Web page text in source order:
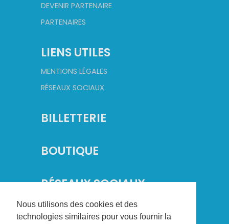
Nous utilisons des cookies et des
technologies similaires pour vous fournir la
DEVENIR PARTENAIRE
PARTENAIRES
LIENS UTILES
MENTIONS LÉGALES
RÉSEAUX SOCIAUX
BILLETTERIE
BOUTIQUE
RÉSEAUX SOCIAUX